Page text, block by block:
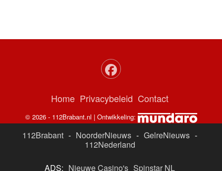
Home Privacybeleid Contact
© 2026 - 112Brabant.nl | Ontwikkeling:
112Brabant - NoorderNieuws - GelreNieuws -
112Nederland
ADS: Nieuwe Casino's Spinstar NL